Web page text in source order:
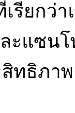
เรียกว่
ะแซน
สิทธิภา